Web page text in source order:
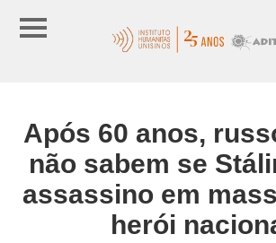
Após 60 anos,
não sabem se
assassino em
herói